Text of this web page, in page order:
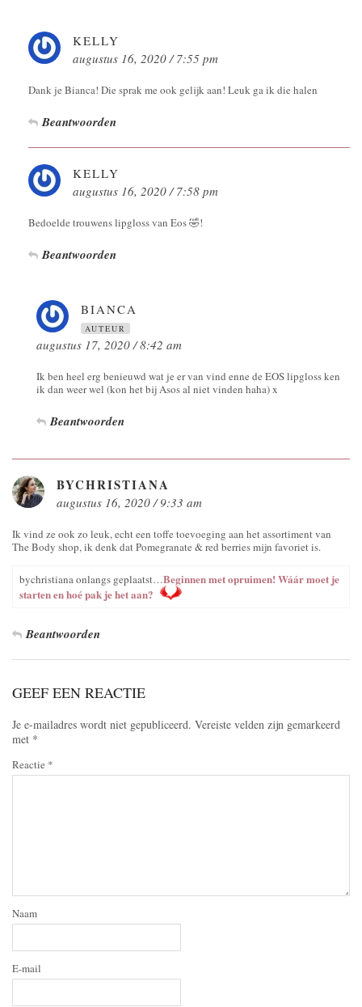
KELLY
augustus 16, 2020 / 7:55 pm
Dank je Bianca! Die sprak me ook gelijk aan! Leuk ga ik die halen
Beantwoorden
KELLY
augustus 16, 2020 / 7:58 pm
Bedoelde trouwens lipgloss van Eos 🤣!
Beantwoorden
BIANCA
AUTEUR
augustus 17, 2020 / 8:42 am
Ik ben heel erg benieuwd wat je er van vind enne de EOS lipgloss ken
ik dan weer wel (kon het bij Asos al niet vinden haha) x
Beantwoorden
BYCHRISTIANA
augustus 16, 2020 / 9:33 am
Ik vind ze ook zo leuk, echt een toffe toevoeging aan het assortiment van
The Body shop, ik denk dat Pomegranate & red berries mijn favoriet is.
bychristiana onlangs geplaatst…Beginnen met opruimen! Wáár moet je
starten en hoé pak je het aan?
Beantwoorden
GEEF EEN REACTIE
Je e-mailadres wordt niet gepubliceerd. Vereiste velden zijn gemarkeerd
met *
Reactie *
Naam
E-mail